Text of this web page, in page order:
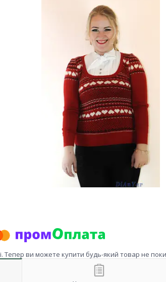
Тепер ви можете купити будь-який товар не